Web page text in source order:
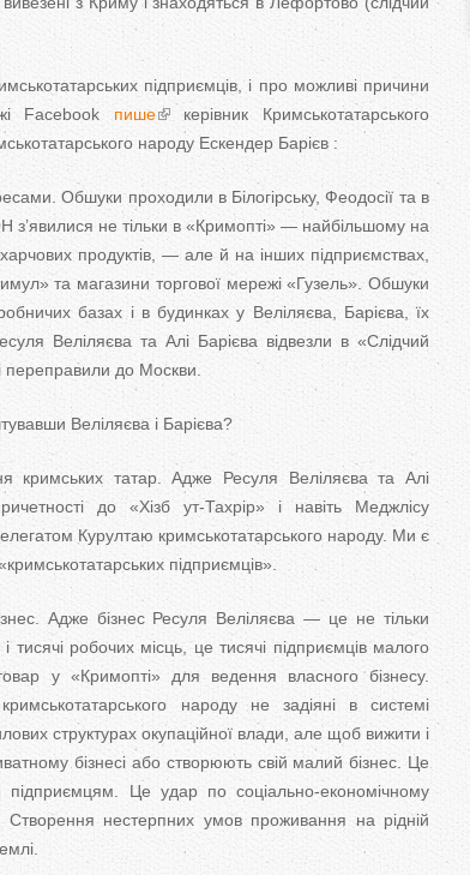
підприємців, і про можливі причини
Facebook пише
керівник Кримськотатарського
народу Ескендер Барієв :
Обшуки проходили в Білогірську, Феодосії та в
не тільки в «Кримопті» — найбільшому на
продуктів, — але й на інших підприємствах,
та магазини торгової мережі «Гузель». Обшуки
базах і в будинках у Веліляєва, Барієва, їх
Веліляєва та Алі Барієва відвезли в «Слідчий
до Москви.
Веліляєва і Барієва?
кримських татар. Адже Ресуля Веліляєва та Алі
до «Хізб ут-Тахрір» і навіть Меджлісу
Курултаю кримськотатарського народу. Ми є
підприємців».
Адже бізнес Ресуля Веліляєва — це не тільки
робочих місць, це тисячі підприємців малого
у «Кримопті» для ведення власного бізнесу.
народу не задіяні в системі
структурах окупаційної влади, але щоб вижити і
бізнесі або створюють свій малий бізнес. Це
підприємцям. Це удар по соціально-економічному
Створення нестерпних умов проживання на рідній